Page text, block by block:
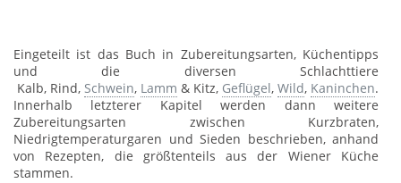
Eingeteilt ist das Buch in Zubereitungsarten, Küchentipps
und die diversen Schlachttiere
Kalb, Rind, Schwein, Lamm & Kitz, Geflügel, Wild, Kaninchen.
Innerhalb letzterer Kapitel werden dann weitere
Zubereitungsarten zwischen Kurzbraten,
Niedrigtemperaturgaren und Sieden beschrieben, anhand
von Rezepten, die größtenteils aus der Wiener Küche
stammen.